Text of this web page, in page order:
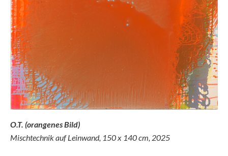
O.T. (orangenes Bild)
Mischtechnik auf Leinwand, 150 x 140 cm, 2025